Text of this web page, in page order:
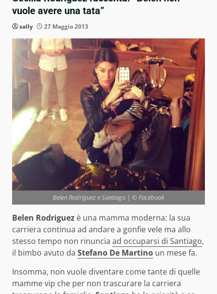
vuole avere una tata”
sally 27 Maggio 2013
Belen Rodriguez e Santiago | © Facebook
Belen Rodriguez è una mamma moderna: la sua
carriera continua ad andare a gonfie vele ma allo
stesso tempo non rinuncia ad occuparsi di Santiago,
il bimbo avuto da Stefano De Martino un mese fa.
Insomma, non vuole diventare come tante di quelle
mamme vip che per non trascurare la carriera